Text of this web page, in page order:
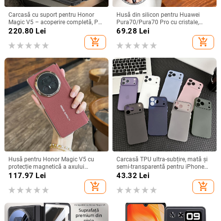
Carcasă cu suport pentru Honor
Magic V5 – acoperire completă, PC
mat, anti-cădere, anti-amprente
220.80 Lei
add_shopping_cart
Husă din silicon pentru Huawei
Pura70/Pura70 Pro cu cristale,
transparentă, estetică, suport
încorporat și disipare a căldurii
69.28 Lei
add_shopping_cart
Husă pentru Honor Magic V5 cu
protecție magnetică a axului
central, acoperire completă a
electroplacare, protecție anti-cădere
117.97 Lei
add_shopping_cart
Carcasă TPU ultra-subțire, mată și
semi-transparentă pentru iPhone
11/12/14/15/16/17 Pro Max,
protecție împotriva căderilor, anti-
amprente
43.32 Lei
add_shopping_cart